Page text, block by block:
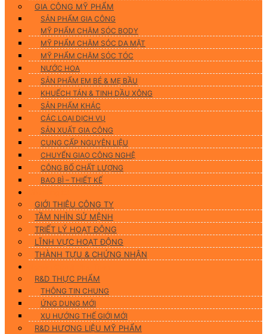
GIA CÔNG MỸ PHẨM
SẢN PHẨM GIA CÔNG
MỸ PHẨM CHĂM SÓC BODY
MỸ PHẨM CHĂM SÓC DA MẶT
MỸ PHẨM CHĂM SÓC TÓC
NƯỚC HOA
SẢN PHẨM EM BÉ & MẸ BẦU
KHUẾCH TÁN & TINH DẦU XÔNG
SẢN PHẨM KHÁC
CÁC LOẠI DỊCH VỤ
SẢN XUẤT GIA CÔNG
CUNG CẤP NGUYÊN LIỆU
CHUYỂN GIAO CÔNG NGHỆ
CÔNG BỐ CHẤT LƯỢNG
BAO BÌ – THIẾT KẾ
GIỚI THIỆU CÔNG TY
TẦM NHÌN SỨ MỆNH
TRIẾT LÝ HOẠT ĐỘNG
LĨNH VỰC HOẠT ĐỘNG
THÀNH TỰU & CHỨNG NHẬN
R&D THỰC PHẨM
THÔNG TIN CHUNG
ỨNG DUNG MỚI
XU HƯỚNG THẾ GIỚI MỚI
R&D HƯƠNG LIỆU MỸ PHẨM